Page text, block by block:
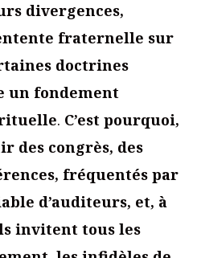
divergences,
fraternelle sur
doctrines
un fondement
. C’est pourquoi,
des congrès, des
fréquentés par
d’auditeurs, et, à
invitent tous les